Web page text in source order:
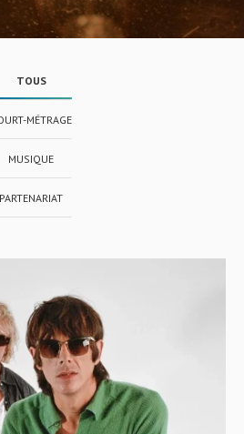
TOUS
MÉTRAGE
MUSIQUE
PARTENARIAT